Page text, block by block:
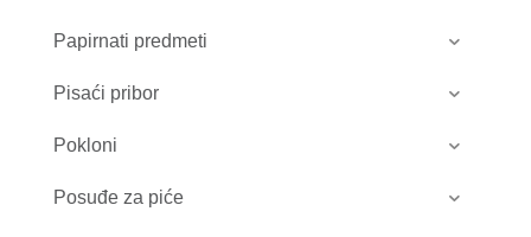
Papirnati predmeti
Pisaći pribor
Pokloni
Posuđe za piće